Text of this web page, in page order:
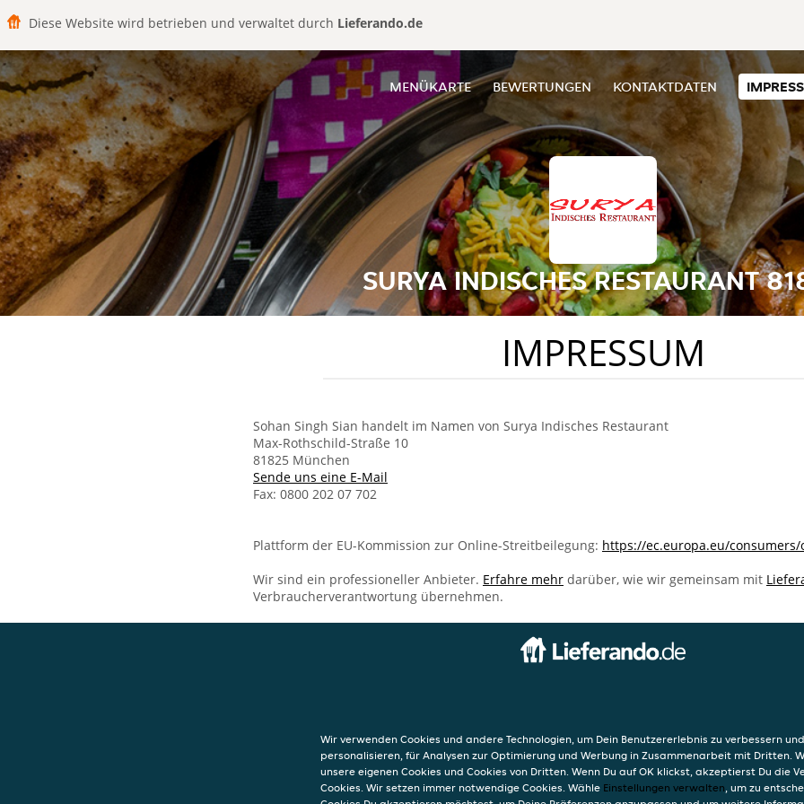
Diese Website wird betrieben und verwaltet durch Lieferando.de
MENÜKARTE BEWERTUNGEN KONTAKTDATEN
SURYA INDISCHES RESTAURANT
IMPRESSUM
Sohan Singh Sian handelt im Namen von Surya Indisches Restaurant
Max-Rothschild-Straße 10
81825 München
Sende uns eine E-Mail
Fax: 0800 202 07 702
Plattform der EU-Kommission zur Online-Streitbeilegung: https://ec.europa.eu/
Wir sind ein professioneller Anbieter. Erfahre mehr darüber, wie wir gemeinsam mit
Verbraucherverantwortung übernehmen.
81825
Max-Rothschild-Straße 10
81825 München
Wir verwenden Cookies und andere Technologien, um Dein Benutzererlebnis zu verbessern
personalisieren, für Analysen zur Optimierung und Werbung in Zusammenarbeit mit Dritten.
unsere eigenen Cookies und Cookies von Dritten. Wenn Du auf OK klickst, akzeptierst Du die
Cookies. Wir setzen immer notwendige Cookies. Wähle Einstellungen verwalten, um zu